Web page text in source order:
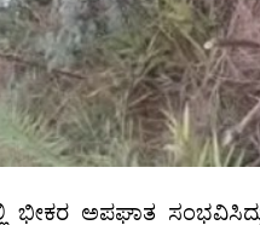
ಭೀಕರ ಅಪಘಾತ